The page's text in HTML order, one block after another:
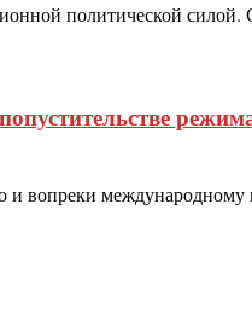
политической силой.
вопреки